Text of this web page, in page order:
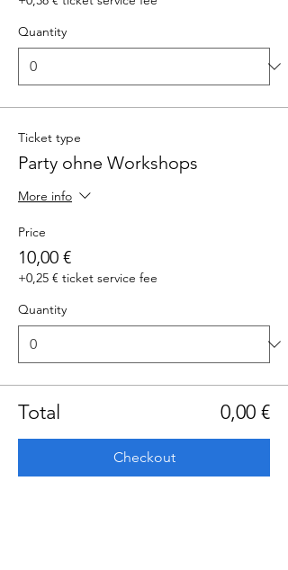
Quantity
Ticket type
Party ohne Workshops
More info
Price
10,00 €
+0,25 € ticket service fee
Quantity
Total 0,00 €
Checkout